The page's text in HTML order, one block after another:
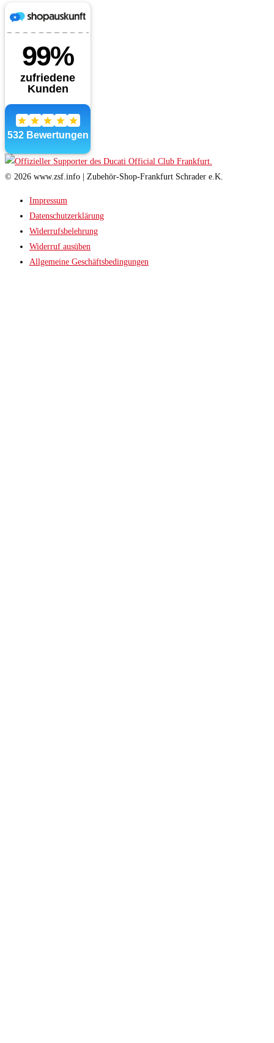
© 2026 www.zsf.info | Zubehör-Shop-Frankfurt Schrader e.K.
Impressum
Datenschutzerklärung
Widerrufsbelehrung
Widerruf ausüben
Allgemeine Geschäftsbedingungen